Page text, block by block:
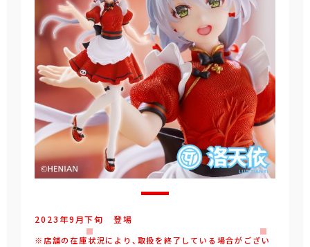
2023年9 月下旬 登場
※店舗の在庫状況により、取扱を終了している場合がござい